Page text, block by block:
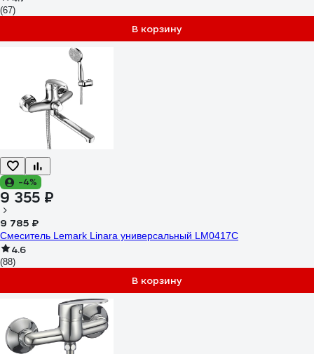
(67)
В корзину
-4%
9 355 ₽
9 785 ₽
Смеситель Lemark Linara универсальный LM0417C
4.6
(88)
В корзину